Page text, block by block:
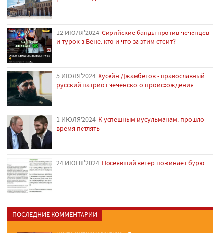
12 ИЮЛЯ'2024 Сирийские банды против чеченцев
и турок в Вене: кто и что за этим стоит?
5 ИЮЛЯ'2024 Хусейн Джамбетов - православный
русский патриот чеченского происхождения
1 ИЮЛЯ'2024 К успешным мусульманам: прошло
время петлять
24 ИЮНЯ'2024 Посеявший ветер пожинает бурю
ПОСЛЕДНИЕ КОММЕНТАРИИ